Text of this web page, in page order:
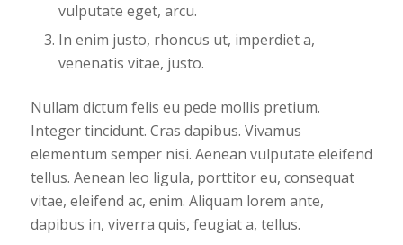
vulputate eget, arcu.
In enim justo, rhoncus ut, imperdiet a,
venenatis vitae, justo.
Nullam dictum felis eu pede mollis pretium.
Integer tincidunt. Cras dapibus. Vivamus
elementum semper nisi. Aenean vulputate eleifend
tellus. Aenean leo ligula, porttitor eu, consequat
vitae, eleifend ac, enim. Aliquam lorem ante,
dapibus in, viverra quis, feugiat a, tellus.